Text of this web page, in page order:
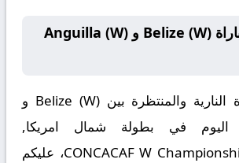
كيف تشاهد مباراة Belize (W) و Anguilla (W)
النارية والمنتظرة بين
Belize (W) و
اليوم في بطولة شمال امريكا,
CONCACAF W Championship qualification، عليكم